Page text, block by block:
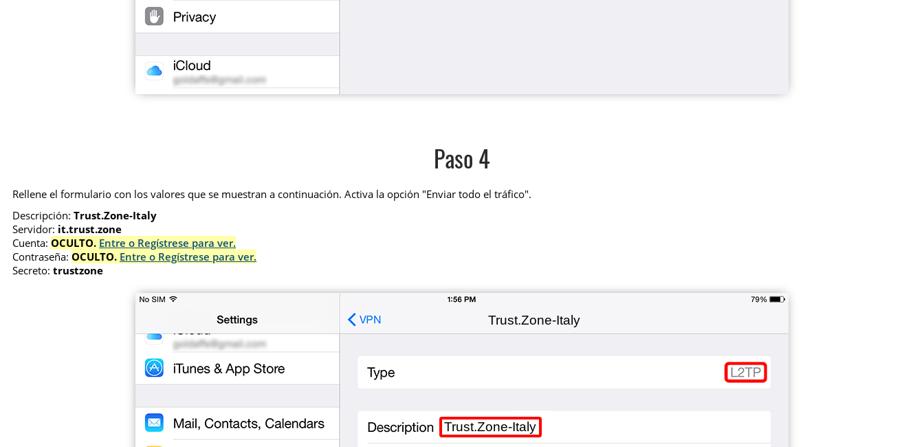
Paso 4
Rellene el formulario con los valores que se muestran a continuación. Activa la opción "Enviar todo el tráfico".
Descripción:Trust.Zone-Italy
Servidor: it.trust.zone
Cuenta:OCULTO. Entre o Regístrese para ver.
Contraseña:OCULTO. Entre o Regístrese para ver.
Secreto:trustzone
Trust.Zone-Italy
Trust.Zone-Italy